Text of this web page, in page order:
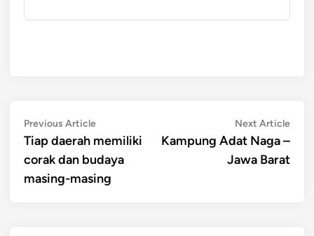
Post
navigation
Previous ArticlePrevious
article:
Tiap daerah memiliki
corak dan budaya
masing-masing
Next ArticleNext
Kampung Adat Naga –
Jawa Barat